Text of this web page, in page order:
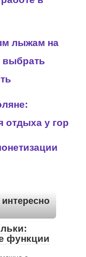
лыжам на
выбрать
отдыха у гор
функции